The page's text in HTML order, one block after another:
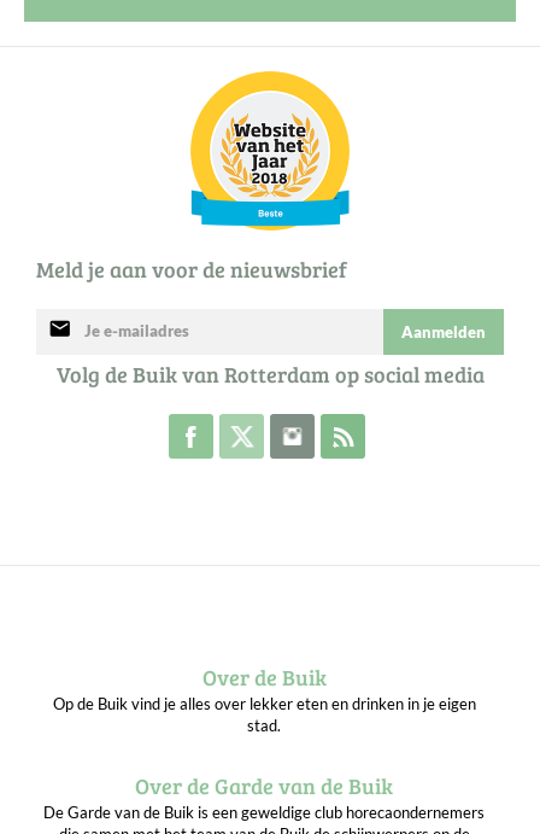
Meld je aan voor de nieuwsbrief
mail Aanmelden
Volg de Buik van Rotterdam op social media
Volg de Buik op Facebook
Volg de Buik op Twitter
Volg de Buik op Instagram
Over de Buik
Op de Buik vind je alles over lekker eten en drinken in je eigen
stad.
Over de Garde van de Buik
De Garde van de Buik is een geweldige club horecaondernemers